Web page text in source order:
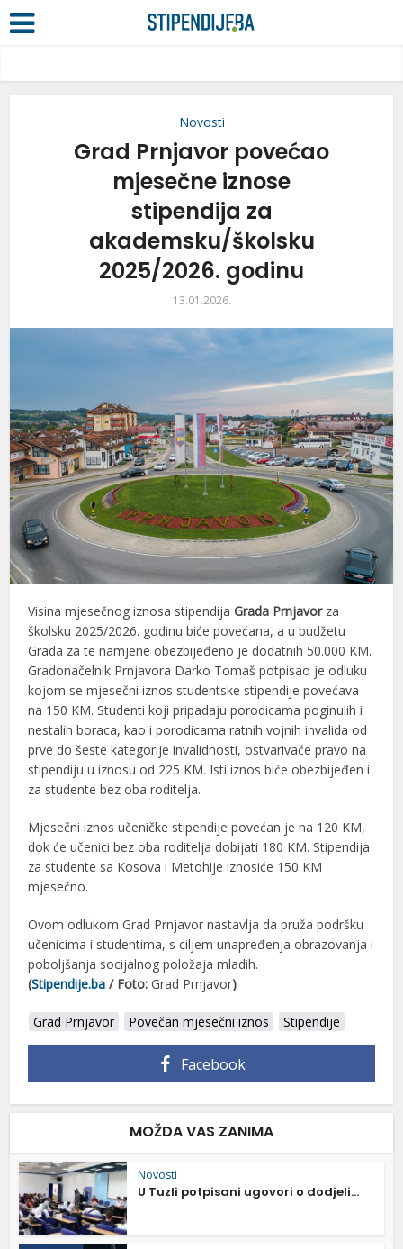
Novosti
Grad Prnjavor povećao
mjesečne iznose
stipendija za
akademsku/školsku
2025/2026. godinu
13.01.2026.
Visina mjesečnog iznosa stipendijaGrada Prnjavorza
školsku 2025/2026. godinu biće povećana, a u budžetu
Grada za te namjene obezbijeđeno je dodatnih 50.000 KM.
Gradonačelnik Prnjavora Darko Tomaš potpisao je odluku
kojom se mjesečni iznos studentske stipendije povećava
na 150 KM. Studenti koji pripadaju porodicama poginulih i
nestalih boraca, kao i porodicama ratnih vojnih invalida od
prve do šeste kategorije invalidnosti, ostvarivaće pravo na
stipendiju u iznosu od 225 KM. Isti iznos biće obezbijeđen i
za studente bez oba roditelja.
Mjesečni iznos učeničke stipendije povećan je na 120 KM,
dok će učenici bez oba roditelja dobijati 180 KM. Stipendija
za studente sa Kosova i Metohije iznosiće 150 KM
mjesečno.
Ovom odlukom Grad Prnjavor nastavlja da pruža podršku
učenicima i studentima, s ciljem unapređenja obrazovanja i
poboljšanja socijalnog položaja mladih.
(Stipendije.ba / Foto:Grad Prnjavor)
Grad Prnjavor Povečan mjesečni iznos Stipendije
Facebook
MOŽDA VAS ZANIMA
Novosti
U Tuzli potpisani ugovori o dodjeli...